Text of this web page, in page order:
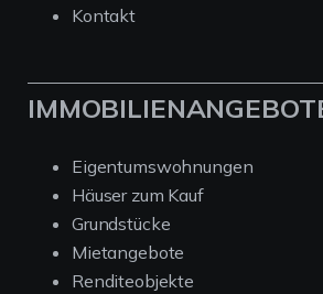
Kontakt
Eigentumswohnungen
Häuser zum Kauf
Grundstücke
Mietangebote
Renditeobjekte